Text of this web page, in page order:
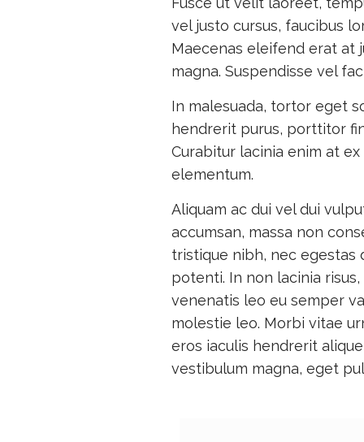
vel justo cursus, faucibus
Maecenas eleifend erat at
magna. Suspendisse vel
In malesuada, tortor eget
hendrerit purus, porttitor
Curabitur lacinia enim at
elementum.
Aliquam ac dui vel dui
accumsan, massa non
tristique nibh, nec egestas
potenti. In non lacinia
venenatis leo eu semper
molestie leo. Morbi vitae
eros iaculis hendrerit
vestibulum magna, eget